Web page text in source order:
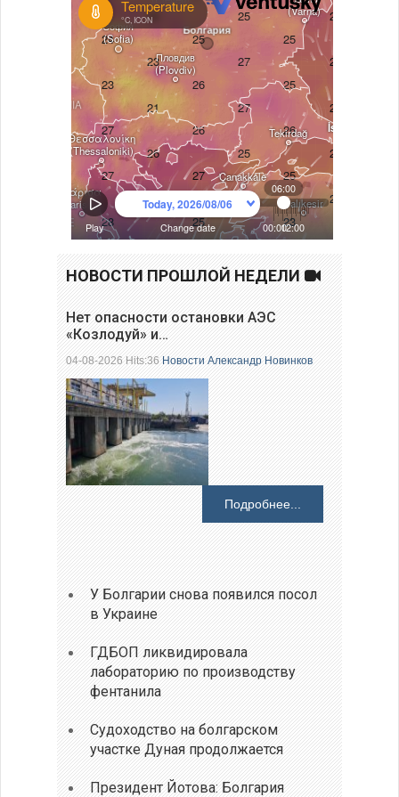
НОВОСТИ ПРОШЛОЙ НЕДЕЛИ
Нет опасности остановки АЭС
«Козлодуй» и…
04-08-2026 Hits:36Новости Александр Новинков
Подробнее...
У Болгарии снова появился посол
в Украине
ГДБОП ликвидировала
лабораторию по производству
фентанила
Судоходство на болгарском
участке Дуная продолжается
Президент Йотова: Болгария